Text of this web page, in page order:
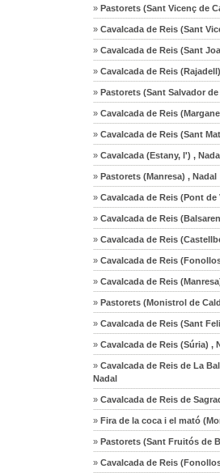
» Pastorets (Sant Vicenç de
» Cavalcada de Reis (Sant
» Cavalcada de Reis (Sant
» Cavalcada de Reis
» Pastorets (Sant Salvador
» Cavalcada de Reis
» Cavalcada de Reis (Sant
» Cavalcada (Estany, l') ,
» Pastorets (Manresa) , Nadal
» Cavalcada de Reis (Pont
» Cavalcada de Reis
» Cavalcada de Reis
» Cavalcada de Reis
» Cavalcada de Reis
» Pastorets (Monistrol de
» Cavalcada de Reis (Sant
» Cavalcada de Reis (Súria) ,
» Cavalcada de Reis de La
Nadal
» Cavalcada de Reis de
» Fira de la coca i el mató
» Pastorets (Sant Fruitós de
» Cavalcada de Reis